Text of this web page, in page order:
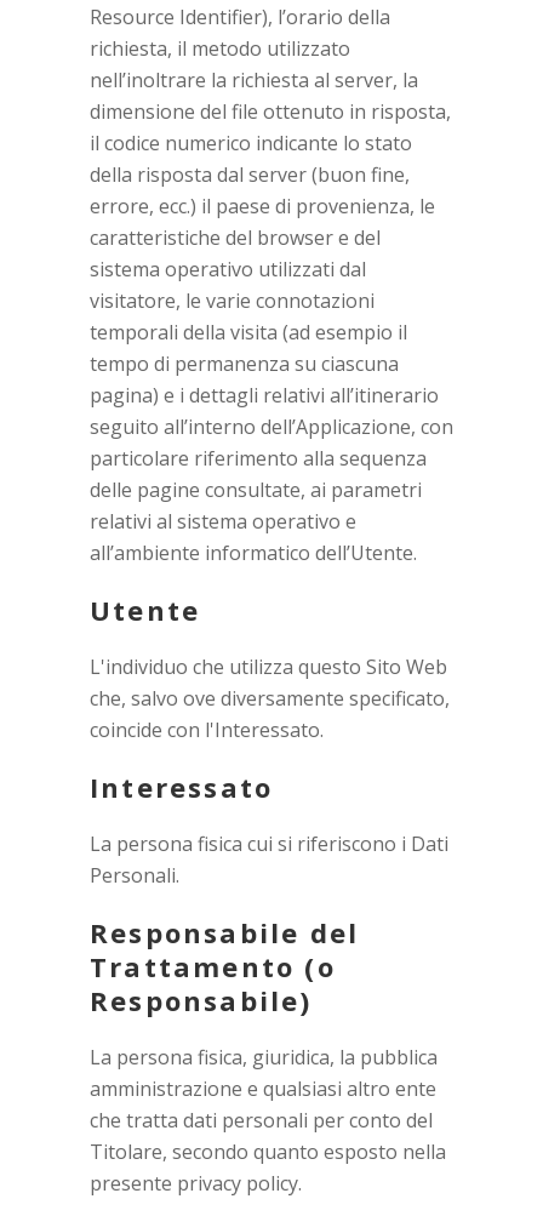
Resource Identifier), l’orario della
richiesta, il metodo utilizzato
nell’inoltrare la richiesta al server, la
dimensione del file ottenuto in risposta,
il codice numerico indicante lo stato
della risposta dal server (buon fine,
errore, ecc.) il paese di provenienza, le
caratteristiche del browser e del
sistema operativo utilizzati dal
visitatore, le varie connotazioni
temporali della visita (ad esempio il
tempo di permanenza su ciascuna
pagina) e i dettagli relativi all’itinerario
seguito all’interno dell’Applicazione, con
particolare riferimento alla sequenza
delle pagine consultate, ai parametri
relativi al sistema operativo e
all’ambiente informatico dell’Utente.
Utente
L'individuo che utilizza questo Sito Web
che, salvo ove diversamente specificato,
coincide con l'Interessato.
Interessato
La persona fisica cui si riferiscono i Dati
Personali.
Responsabile del
Trattamento (o
Responsabile)
La persona fisica, giuridica, la pubblica
amministrazione e qualsiasi altro ente
che tratta dati personali per conto del
Titolare, secondo quanto esposto nella
presente privacy policy.